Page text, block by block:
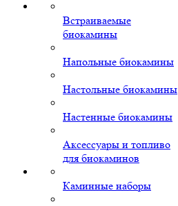
Встраиваемые
биокамины
Напольные биокамины
Настольные биокамины
Настенные биокамины
Аксессуары и топливо
для биокаминов
Каминные наборы